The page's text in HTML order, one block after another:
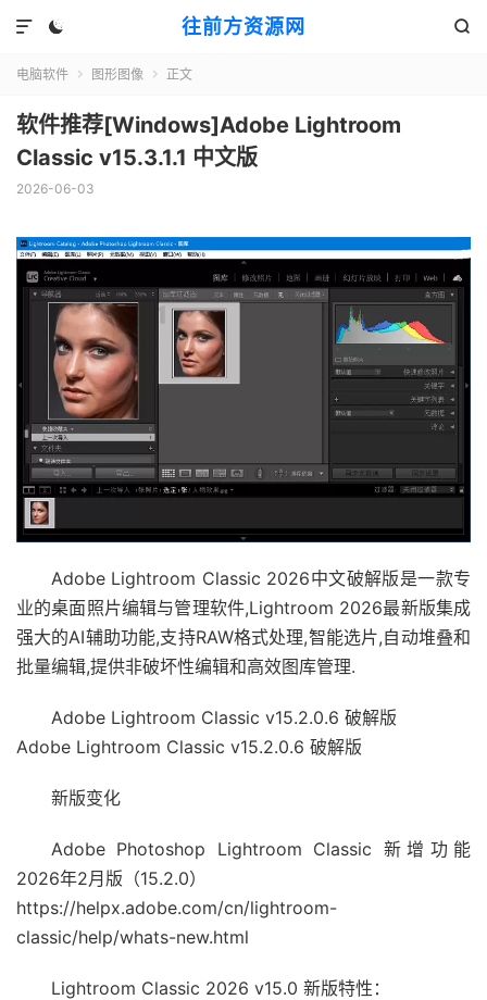
往前方资源网
 

电脑软件  图形图像  正文
软件推荐[Windows]Adobe Lightroom
Classic v15.3.1.1 中文版
2026-06-03
Adobe Lightroom Classic 2026中文破解版是一款专
业的桌面照片编辑与管理软件,Lightroom 2026最新版集成
强大的AI辅助功能,支持RAW格式处理,智能选片,自动堆叠和
批量编辑,提供非破坏性编辑和高效图库管理.
Adobe Lightroom Classic v15.2.0.6 破解版
Adobe Lightroom Classic v15.2.0.6 破解版
新版变化
Adobe Photoshop Lightroom Classic 新增功能
2026年2月版（15.2.0）
https://helpx.adobe.com/cn/lightroom-
classic/help/whats-new.html
Lightroom Classic 2026 v15.0 新版特性：